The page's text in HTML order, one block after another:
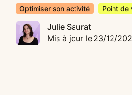
Optimiser son activité Point de
Julie Saurat
Mis à jour le 23/12/